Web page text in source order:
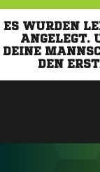
ES WURDEN
ANGELEGT.
DEINE
DEN